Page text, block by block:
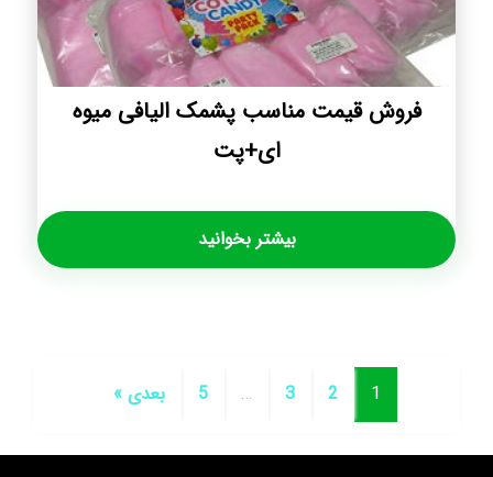
فروش قیمت مناسب پشمک الیافی میوه
ای+پت
بیشتر بخوانید
1
2
3
…
5 بعدی »